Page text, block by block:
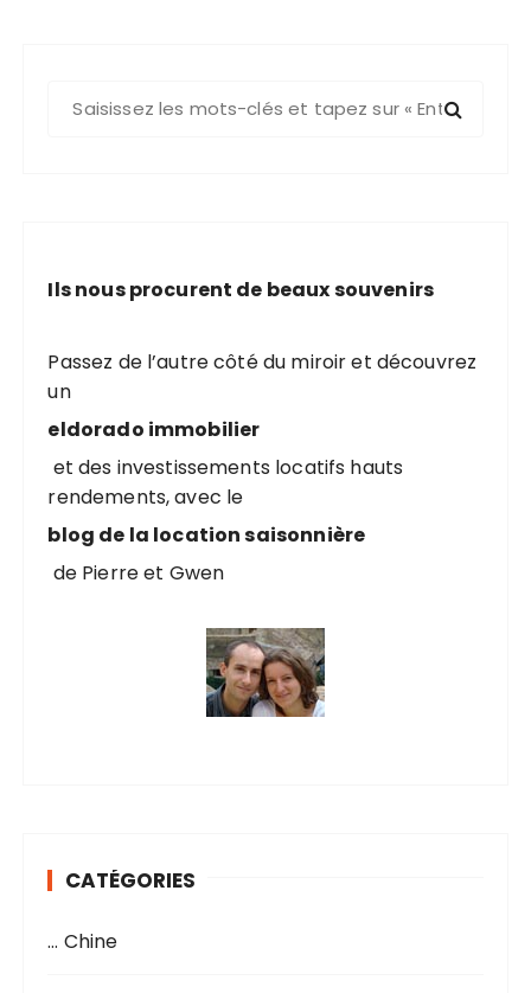
h
p
o
u
:
Ils nous procurent de beaux souvenirs
Passez de l’autre côté du miroir et découvrez
un
eldorado immobilier
et des investissements locatifs hauts
rendements, avec le
blog de la location saisonnière
de Pierre et Gwen
CATÉGORIES
… Chine